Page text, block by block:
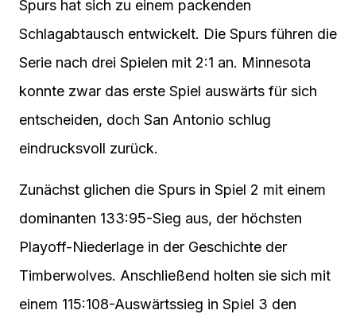
Spurs hat sich zu einem packenden
Schlagabtausch entwickelt. Die Spurs führen die
Serie nach drei Spielen mit 2:1 an. Minnesota
konnte zwar das erste Spiel auswärts für sich
entscheiden, doch San Antonio schlug
eindrucksvoll zurück.
Zunächst glichen die Spurs in Spiel 2 mit einem
dominanten 133:95-Sieg aus, der höchsten
Playoff-Niederlage in der Geschichte der
Timberwolves. Anschließend holten sie sich mit
einem 115:108-Auswärtssieg in Spiel 3 den